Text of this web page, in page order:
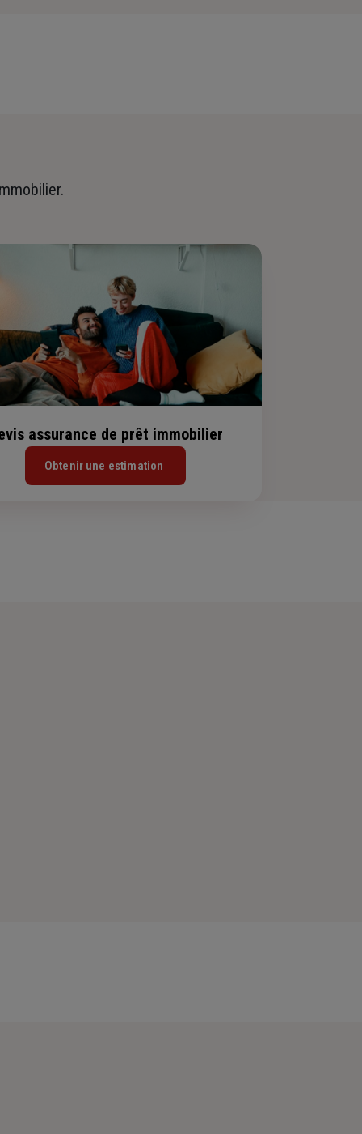
assurance de prêt immobilier
Obtenir une estimation